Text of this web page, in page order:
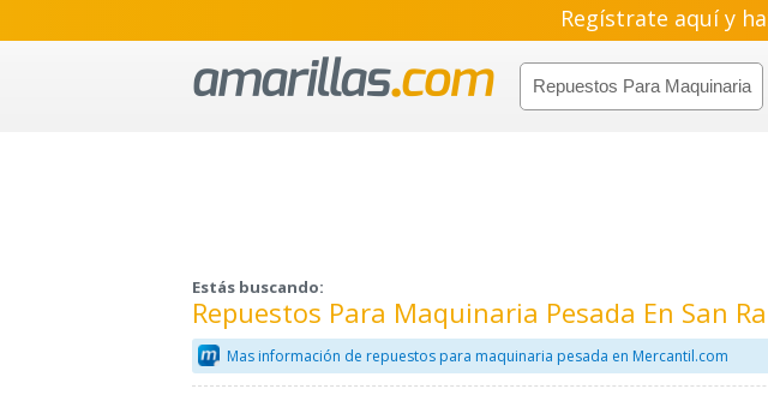
Regístrate aquí y
Estás buscando:
Repuestos Para Maquinaria Pesada En San
Mas información de repuestos para maquinaria pesada en Mercantil.com